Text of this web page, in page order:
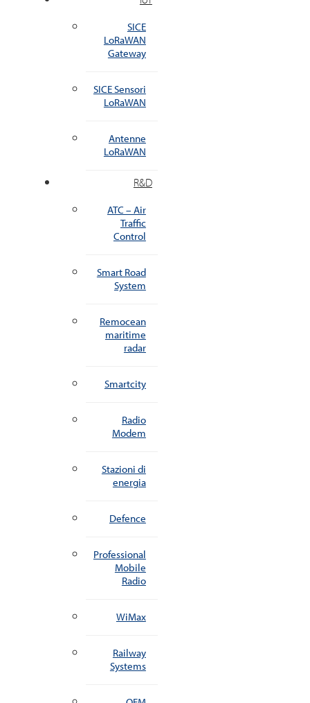
SICE
LoRaWAN
Gateway
SICE Sensori
LoRaWAN
Antenne
LoRaWAN
R&D
ATC – Air
Traffic
Control
Smart Road
System
Remocean
maritime
radar
Smartcity
Radio
Modem
Stazioni di
energia
Defence
Professional
Mobile
Radio
WiMax
Railway
Systems